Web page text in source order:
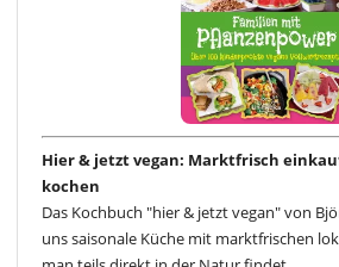
Hier & jetzt vegan: Marktfrisch
kochen
Das Kochbuch "hier & jetzt vegan" von
uns saisonale Küche mit marktfrischen